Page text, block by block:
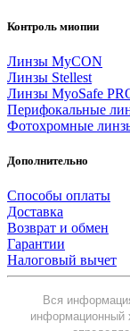
Контроль миопии
Линзы MyCON
Линзы Stellest
Линзы MyoSafe
Перифокальные
Фотохромные
Дополнительно
Способы оплаты
Доставка
Возврат и обмен
Гарантии
Налоговый вычет
Вся
информационный